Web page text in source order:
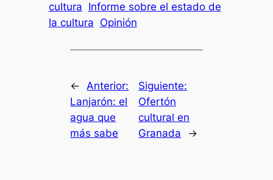
cultura Informe sobre el estado de
la cultura Opinión
←
Anterior:
Lanjarón: el
agua que
más sabe
Siguiente:
Ofertón
cultural en
Granada
→